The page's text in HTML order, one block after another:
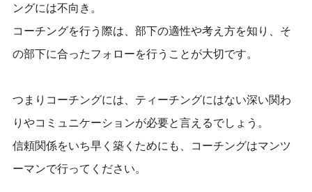
ングには不向き。
コーチングを行う際は、部下の適性や考え方を知り、そ
の部下に合ったフォローを行うことが大切です。
つまりコーチングには、ティーチングにはない深い関わ
りやコミュニケーションが必要と言えるでしょう。
信頼関係をいち早く築くためにも、コーチングはマンツ
ーマンで行ってください。